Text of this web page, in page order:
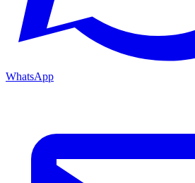
WhatsApp